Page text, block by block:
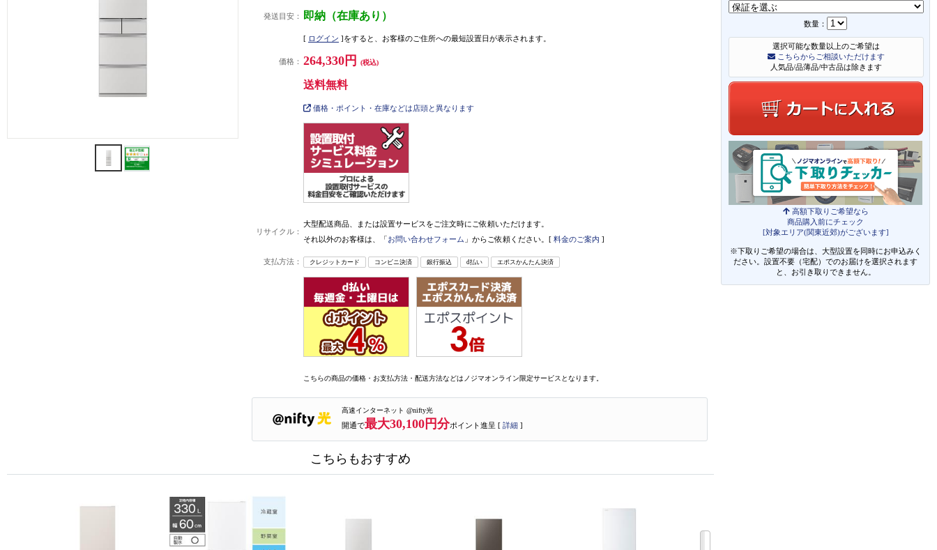
数量：
選択可能な数量以上のご希望は
こちらからご相談いただけます
人気品/品薄品/中古品は除きます
高額下取りご希望なら
商品購入前にチェック
[対象エリア(関東近郊)がございます]
※下取りご希望の場合は、大型設置を同時にお申込みく
ださい。設置不要（宅配）でのお届けを選択されます
と、お引き取りできません。
発送目安： 即納（在庫あり）
[ ログイン ]をすると、お客様のご住所への最短設置日が表示されます。
価格： 264,330円 (税込)
送料無料
価格・ポイント・在庫などは店頭と異なります
リサイクル：
大型配送商品、または設置サービスをご注文時にご依頼いただけます。
それ以外のお客様は、「お問い合わせフォーム 」からご依頼ください。[ 料金のご案内 ]
支払方法： クレジットカード コンビニ決済 銀行振込 d払い エポスかんたん決済
こちらの商品の価格・お支払方法・配送方法などはノジマオンライン限定サービスとなります。
高速インターネット @nifty光
開通で最大30,100円分ポイント進呈 [ 詳細 ]
こちらもおすすめ